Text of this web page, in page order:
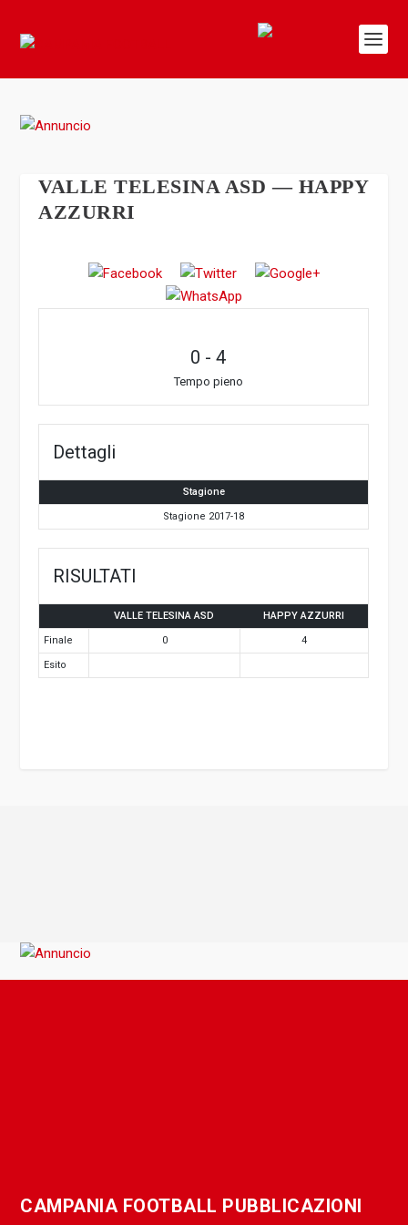
VALLE TELESINA ASD — HAPPY
AZZURRI
0 -4
Tempo pieno
Dettagli
Stagione
Stagione 2017-18
RISULTATI
VALLE TELESINA ASD HAPPY AZZURRI
Finale 0 4
Esito
CAMPANIA FOOTBALL PUBBLICAZIONI